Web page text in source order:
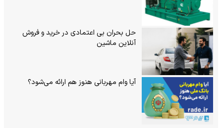
حل بحران بی‌ اعتمادی در خرید و فروش
آنلاین ماشین
آیا وام مهربانی هنوز هم ارائه می‌شود؟